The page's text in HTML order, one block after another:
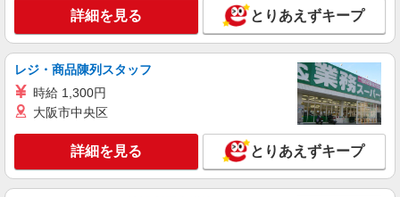
詳細を見る とりあえずキープ
レジ・商品陳列スタッフ
時給 1,300円
大阪市中央区
詳細を見る とりあえずキープ